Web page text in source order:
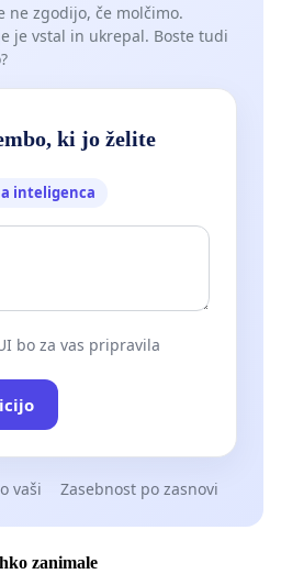
ne zgodijo, če molčimo.
je vstal in ukrepal. Boste tudi
ki jo želite
inteligenca
bo za vas pripravila
vaši Zasebnost po zasnovi
zanimale